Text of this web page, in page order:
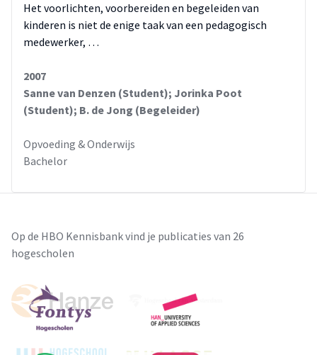
Het voorlichten, voorbereiden en begeleiden van
kinderen is niet de enige taak van een pedagogisch
medewerker, …
2007
Sanne van Denzen (Student); Jorinka Poot
(Student); B. de Jong (Begeleider)
Opvoeding & Onderwijs
Bachelor
Op de HBO Kennisbank vind je publicaties van 26
hogescholen